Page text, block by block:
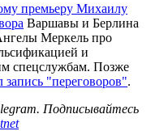
премьеру Михаилу
Варшавы и Берлина
Меркель про
и
спецслужбам. Позже
запись "переговоров".
Подписывайтесь